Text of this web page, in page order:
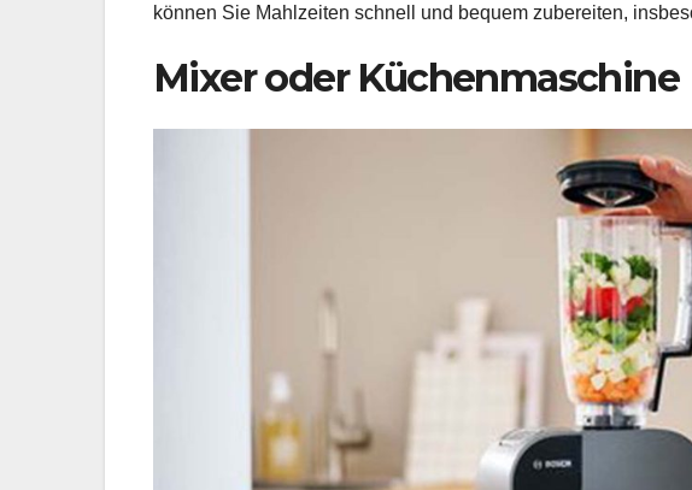
können Sie Mahlzeiten schnell und bequem zubereiten,
Mixer oder Küchenmaschine